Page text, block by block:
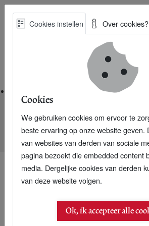
Skip
Best Practices voor een duurzame
Nieuwsarchief
Marokkanen vertellen juist wel hun
27 september 2005
Marokkanen
Cookies instellen Over cookies?
Cookies
We gebruiken cookies om ervoor te
beste ervaring op onze website geven.
van websites van derden van sociale
pagina bezoekt die embedded content
media. Dergelijke cookies van derden
van deze website volgen.
Ok, ik accepteer alle